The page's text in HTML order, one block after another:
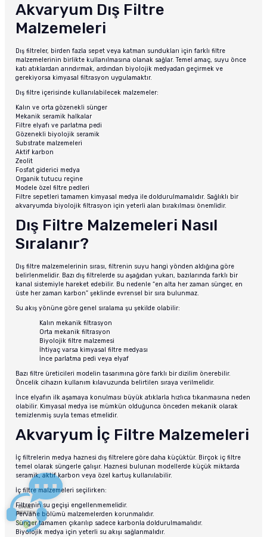
Akvaryum Dış Filtre
Malzemeleri
Dış filtreler, birden fazla sepet veya katman sundukları için farklı filtre
malzemelerinin birlikte kullanılmasına olanak sağlar. Temel amaç, suyu önce
katı atıklardan arındırmak, ardından biyolojik medyadan geçirmek ve
gerekiyorsa kimyasal filtrasyon uygulamaktır.
Dış filtre içerisinde kullanılabilecek malzemeler:
Kalın ve orta gözenekli sünger
Mekanik seramik halkalar
Filtre elyafı ve parlatma pedi
Gözenekli biyolojik seramik
Substrate malzemeleri
Aktif karbon
Zeolit
Fosfat giderici medya
Organik tutucu reçine
Modele özel filtre pedleri
Filtre sepetleri tamamen kimyasal medya ile doldurulmamalıdır. Sağlıklı bir
akvaryumda biyolojik filtrasyon için yeterli alan bırakılması önemlidir.
Dış Filtre Malzemeleri Nasıl
Sıralanır?
Dış filtre malzemelerinin sırası, filtrenin suyu hangi yönden aldığına göre
belirlenmelidir. Bazı dış filtrelerde su aşağıdan yukarı, bazılarında farklı bir
kanal sistemiyle hareket edebilir. Bu nedenle “en alta her zaman sünger, en
üste her zaman karbon” şeklinde evrensel bir sıra bulunmaz.
Su akış yönüne göre genel sıralama şu şekilde olabilir:
Kalın mekanik filtrasyon
Orta mekanik filtrasyon
Biyolojik filtre malzemesi
İhtiyaç varsa kimyasal filtre medyası
İnce parlatma pedi veya elyaf
Bazı filtre üreticileri modelin tasarımına göre farklı bir dizilim önerebilir.
Öncelik cihazın kullanım kılavuzunda belirtilen sıraya verilmelidir.
İnce elyafın ilk aşamaya konulması büyük atıklarla hızlıca tıkanmasına neden
olabilir. Kimyasal medya ise mümkün olduğunca önceden mekanik olarak
temizlenmiş suyla temas etmelidir.
Akvaryum İç Filtre Malzemeleri
İç filtrelerin medya haznesi dış filtrelere göre daha küçüktür. Birçok iç filtre
temel olarak süngerle çalışır. Haznesi bulunan modellerde küçük miktarda
seramik, aktif karbon veya özel kartuş kullanılabilir.
İç filtre malzemeleri seçilirken:
Filtrenin su geçişi engellenmemelidir.
Pervane bölümü malzemelerden korunmalıdır.
Sünger tamamen çıkarılıp sadece karbonla doldurulmamalıdır.
Biyolojik medya için yeterli su akışı sağlanmalıdır.